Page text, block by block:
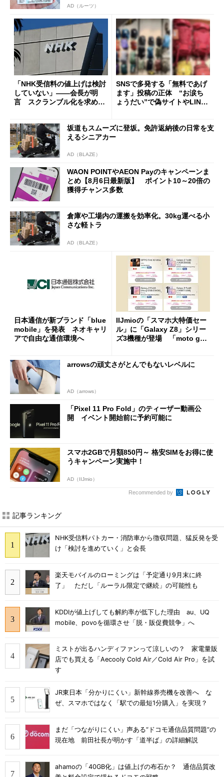
AD（ルーツ）
「NHK受信料の値上げは検討
していない」――会長が明
言 スクランブル化を求める
SNSで多発する「無料であげ
ます」投稿の正体 “お涙ち
ょうだい”で偽サイトやLINE
坂道もスムーズに登坂。免許返納後の日常を支
えるシニアカー
AD（BLAZE）
WAON POINTやAEON Payのキャンペーンま
とめ【8月6日最新版】 ポイント10～20倍の
獲得チャンス多数
倉庫や工場内の運搬を効率化。30kg運べる小
さな軽トラ
AD（BLAZE）
日本通信が新ブランド「blue
mobile」を発表 ネオキャリ
アで自由な通信環境へ
IIJmioの「スマホ大特価セー
ル」に「Galaxy Z8」シリー
ズ3機種が登場 「moto g37
arrowsの頑丈さがとんでもないレベルに
AD（arrows）
「Pixel 11 Pro Fold」のティーザー動画公
開 イベント開始前に予約可能に
スマホ2GBで月額850円～ 格安SIMをお得に使
うキャンペーン実施中！
AD（IIJmio）
Recommended by
記事ランキング
NHK受信料パトカー・消防車から徴収問題、猛反発を受
け「検討を進めていく」と会長
楽天モバイルのローミングは「予定通り9月末に終
了」 ただし「ルーラル限定で継続」の可能性も
KDDIが値上げしても解約率が低下した理由 au、UQ
mobile、povoを循環させ「脱・販促費競争」へ
ミストが出るハンディファンって涼しいの？ 家電量販
店でも買える「Aecooly Cold Air／Cold Air Pro」を試
す
JR東日本「分かりにくい」新幹線券売機を改善へ な
ぜ、スマホではなく「駅での最短1分購入」を実現？
まだ「つながりにくい」声ある“ドコモ通信品質問題”の
現在地 前田社長が明かす「道半ば」の詳細解説
ahamoの「40GB化」は値上げの布石か？ 通信品質改